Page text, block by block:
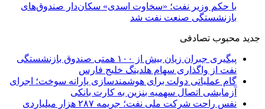
با حکم وزیر نفت؛ «سخاوت اسدی» سکان‌دار صندوق‌های
بازنشستگی صنعت نفت شد
جدید محبوب تصادفی
پیگیری جبران زیان بیش از ۱۰۰ همتی صندوق بازنشستگی
نفت از واگذاری سهام هلدینگ خلیج فارس
گام عملیاتی دولت برای هوشمندسازی یارانه سوخت؛ اجرای
آزمایشی اتصال سهمیه بنزین به کارت بانکی
نفس راحت شرکت ملی نفت؛ جریمه ۲۸۷ هزار میلیاردی